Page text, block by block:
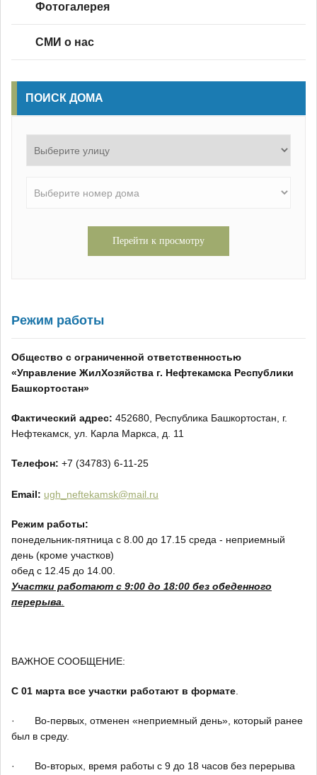
Фотогалерея
СМИ о нас
ПОИСК ДОМА
Перейти к просмотру
Режим работы
Общество с ограниченной ответственностью
«Управление ЖилХозяйства г. Нефтекамска Республики
Башкортостан»
Фактический адрес: 452680, Республика Башкортостан, г.
Нефтекамск, ул. Карла Маркса, д. 11
Телефон: +7 (34783) 6-11-25
Email: ugh_neftekamsk@mail.ru
Режим работы:
понедельник-пятница с 8.00 до 17.15 среда - неприемный
день (кроме участков)
обед с 12.45 до 14.00.
Участки работают с 9:00 до 18:00 без обеденного
перерыва.
ВАЖНОЕ СООБЩЕНИЕ:
С 01 марта все участки работают в формате.
· Во-первых, отменен «неприемный день», который ранее
был в среду.
· Во-вторых, время работы с 9 до 18 часов без перерыва